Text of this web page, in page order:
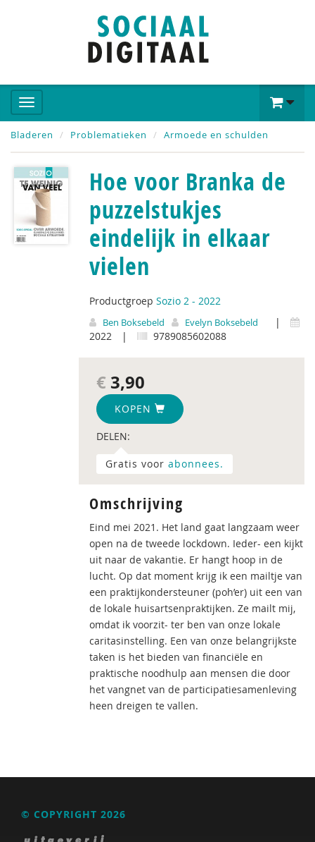
Bladeren Problematieken Armoede en schulden
Hoe voor Branka de
puzzelstukjes
eindelijk in elkaar
vielen
Productgroep Sozio 2 - 2022
Ben Boksebeld Evelyn Boksebeld
|
2022
| 9789085602088
€ 3,90
KOPEN
DELEN:
Gratis voor abonnees.
Omschrijving
Eind mei 2021. Het land gaat langzaam weer
open na de tweede lockdown. Ieder- een kijkt
uit naar de vakantie. Er hangt hoop in de
lucht. Op dat moment krijg ik een mailtje van
een praktijkondersteuner (poh’er) uit een van
de lokale huisartsenpraktijken. Ze mailt mij,
omdat ik voorzit- ter ben van onze lokale
caritasinstelling. Een van onze belangrijkste
taken is het bieden van financiële en
praktische noodhulp aan mensen die door
het vangnet van de participatiesamenleving
heen dreigen te vallen.
© COPYRIGHT 2026